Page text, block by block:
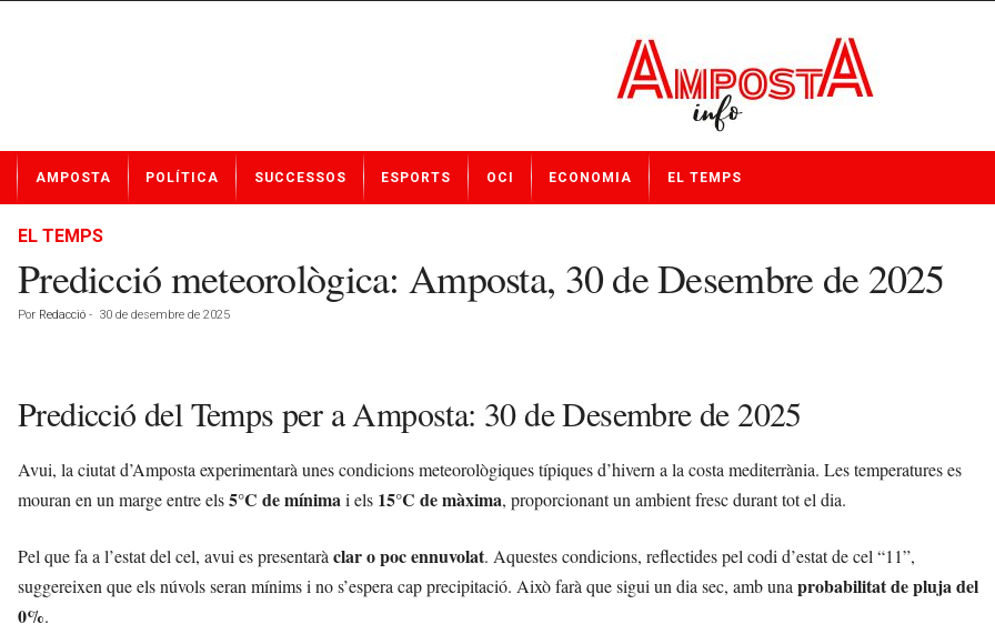
t
AMPOSTA POLÍTICA SUCCESSOS ESPORTS OCI ECONOMIA EL TEMPS
EL TEMPS
Predicció meteorològica: Amposta, 30 de Desembre de 2025
Por Redacció - 30 de desembre de 2025
Predicció del Temps per a Amposta: 30 de Desembre de 2025
Avui, la ciutat d’Amposta experimentarà unes condicions meteorològiques típiques d’hivern a la costa mediterrània. Les temperatures es
mouran en un marge entre els5°C de mínimai els 15°C de màxima, proporcionant un ambient fresc durant tot el dia.
Pel que fa a l’estat del cel, avui es presentarà clar o poc ennuvolat. Aquestes condicions, reflectides pel codi d’estat de cel “11”,
suggereixen que els núvols seran mínims i no s’espera cap precipitació. Això farà que sigui un dia sec, amb una probabilitat de pluja del
0%.